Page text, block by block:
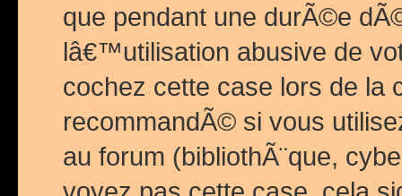
que pendant une durÃ©e
lâ€™utilisation abusive de
cochez cette case lors de
recommandÃ© si vous
au forum (bibliothÃ¨que,